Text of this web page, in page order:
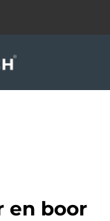
en boor